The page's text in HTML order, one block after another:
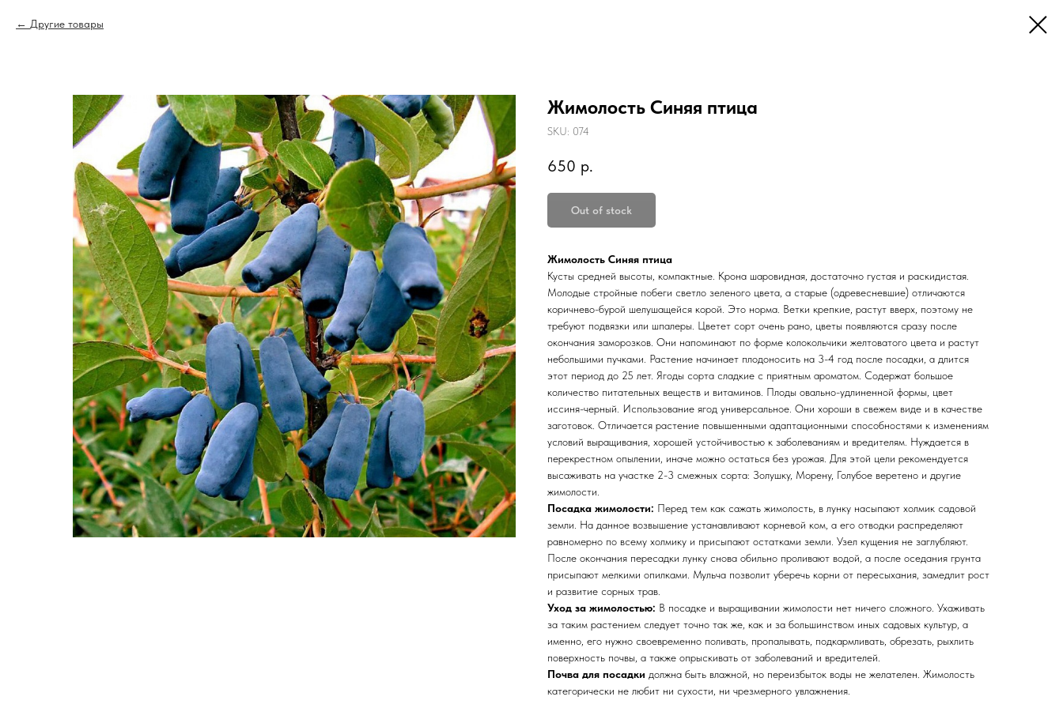
Другие товары
Жимолость Синяя птица
SKU: 074
650 р.
Out of stock
Жимолость Синяя птица
Кусты средней высоты, компактные. Крона шаровидная, достаточно густая и раскидистая.
Молодые стройные побеги светло зеленого цвета, а старые (одревесневшие) отличаются
коричнево-бурой шелушащейся корой. Это норма. Ветки крепкие, растут вверх, поэтому не
требуют подвязки или шпалеры. Цветет сорт очень рано, цветы появляются сразу после
окончания заморозков. Они напоминают по форме колокольчики желтоватого цвета и растут
небольшими пучками. Растение начинает плодоносить на 3-4 год после посадки, а длится
этот период до 25 лет. Ягоды сорта сладкие с приятным ароматом. Содержат большое
количество питательных веществ и витаминов. Плоды овально-удлиненной формы, цвет
иссиня-черный. Использование ягод универсальное. Они хороши в свежем виде и в качестве
заготовок. Отличается растение повышенными адаптационными способностями к изменениям
условий выращивания, хорошей устойчивостью к заболеваниям и вредителям. Нуждается в
перекрестном опылении, иначе можно остаться без урожая. Для этой цели рекомендуется
высаживать на участке 2-3 смежных сорта: Золушку, Морену, Голубое веретено и другие
жимолости.
Посадка жимолости: Перед тем как сажать жимолость, в лунку насыпают холмик садовой
земли. На данное возвышение устанавливают корневой ком, а его отводки распределяют
равномерно по всему холмику и присыпают остатками земли. Узел кущения не заглубляют.
После окончания пересадки лунку снова обильно проливают водой, а после оседания грунта
присыпают мелкими опилками. Мульча позволит уберечь корни от пересыхания, замедлит рост
и развитие сорных трав.
Уход за жимолостью: В посадке и выращивании жимолости нет ничего сложного. Ухаживать
за таким растением следует точно так же, как и за большинством иных садовых культур, а
именно, его нужно своевременно поливать, пропалывать, подкармливать, обрезать, рыхлить
поверхность почвы, а также опрыскивать от заболеваний и вредителей.
Почва для посадки должна быть влажной, но переизбыток воды не желателен. Жимолость
категорически не любит ни сухости, ни чрезмерного увлажнения.